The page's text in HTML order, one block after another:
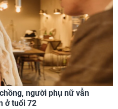
người phụ nữ vẫn
ở tuổi 72